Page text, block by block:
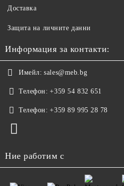
Доставка
Защита на личните данни
Информация за контакти:
Имейл: sales@meb.bg
Телефон: +359 54 832 651
Телефон: +359 89 995 28 78
Ние работим с